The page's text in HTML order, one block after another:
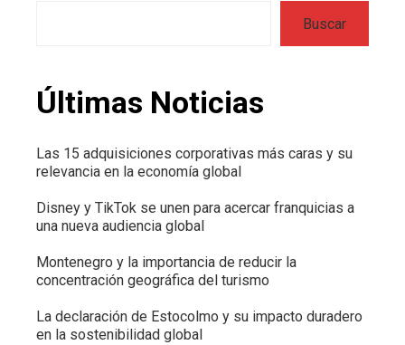
Buscar
Últimas Noticias
Las 15 adquisiciones corporativas más caras y su
relevancia en la economía global
Disney y TikTok se unen para acercar franquicias a
una nueva audiencia global
Montenegro y la importancia de reducir la
concentración geográfica del turismo
La declaración de Estocolmo y su impacto duradero
en la sostenibilidad global